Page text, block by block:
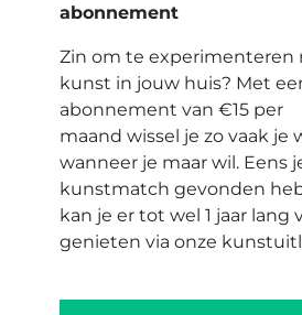
abonnement
Zin om te experimenteren
kunst in jouw huis? Met
abonnement van €15 per
maand wissel je zo vaak je
wanneer je maar wil. Eens
kunstmatch gevonden
kan je er tot wel 1 jaar lang
genieten via onze